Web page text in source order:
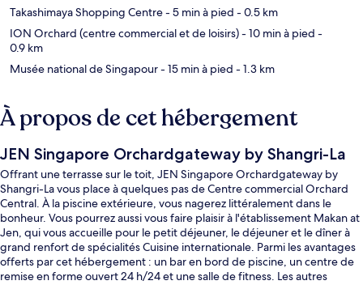
Takashimaya Shopping Centre- 5 min à pied - 0.5 km
ION Orchard (centre commercial et de loisirs)- 10 min à pied -
0.9 km
Musée national de Singapour- 15 min à pied - 1.3 km
À propos de cet hébergement
JEN Singapore Orchardgateway by Shangri-La
Offrant une terrasse sur le toit, JEN Singapore Orchardgateway by
Shangri-La vous place à quelques pas de Centre commercial Orchard
Central. À la piscine extérieure, vous nagerez littéralement dans le
bonheur. Vous pourrez aussi vous faire plaisir à l'établissement Makan at
Jen, qui vous accueille pour le petit déjeuner, le déjeuner et le dîner à
grand renfort de spécialités Cuisine internationale. Parmi les avantages
offerts par cet hébergement : un bar en bord de piscine, un centre de
remise en forme ouvert 24 h/24 et une salle de fitness. Les autres